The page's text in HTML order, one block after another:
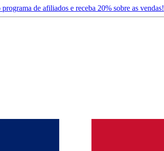
programa de afiliados e receba 20% sobre as vendas!